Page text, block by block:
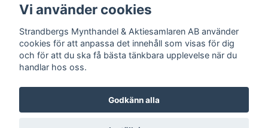
Information
Sociala medier
Vi använder cookies
Strandbergs Mynthandel & Aktiesamlaren AB använder
cookies för att anpassa det innehåll som visas för dig
och för att du ska få bästa tänkbara upplevelse när du
handlar hos oss.
Godkänn alla